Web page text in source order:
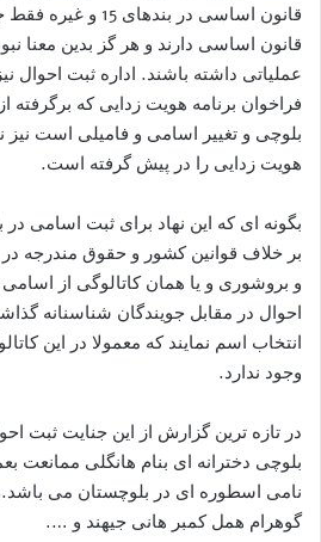
قانون اساسی در
قانون اساسی دارند و هر گز بدین معنا
عملیاتی داشته باشند. اداره ثبت احوال
فراخوان برنامه هویت زدایی که برگرفته
بلوچی و تغییر اسامی و فامیلی است
هویت زدایی را در پیش گرفته است.
بگونه ای که این نهاد برای ثبت اسامی
بر خلاف قوانین کشور و حقوق مندرجه
و بروشوری و یا همان کاتالوگی از
احوال در مقابل جویندگان شناسنانه
انتخاب اسم نمایند که معمولا در این
وجود ندارد.
در تازه ترین گزارش از این جنایت ثبت
بلوچی دخترانه ای بنام هانگلی ممانعت
نامی اسطوره ای در بلوچستان می
گوهرام همل کمبر هانی جیهند و ….